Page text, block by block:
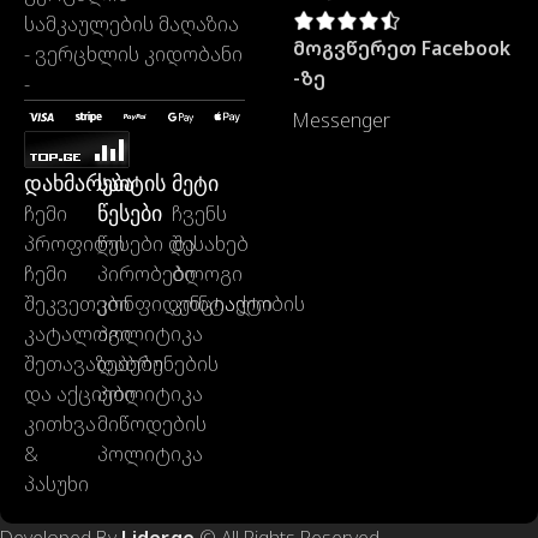
სამკაულების მაღაზია
- ვერცხლის კიდობანი
-
დახმარება
ჩემი
პროფილი
ჩემი
შეკვეთები
კატალოგი
შეთავაზებები
და აქციები
კითხვა
&
პასუხი
საიტის
წესები
წესები და
პირობები
კონფიდენციალობის
პოლიტიკა
დაბრუნების
პოლიტიკა
მიწოდების
პოლიტიკა
მეტი
ჩვენს
შესახებ
ბლოგი
კონტაქტი
მოგვწერეთ Facebook
-ზე
Messenger